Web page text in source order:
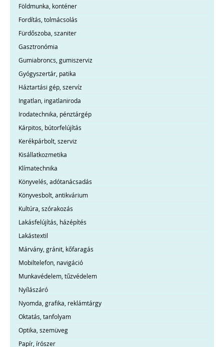
Földmunka, konténer
Fordítás, tolmácsolás
Fürdőszoba, szaniter
Gasztronómia
Gumiabroncs, gumiszerviz
Gyógyszertár, patika
Háztartási gép, szervíz
Ingatlan, ingatlaniroda
Irodatechnika, pénztárgép
Kárpitos, bútorfelújítás
Kerékpárbolt, szerviz
Kisállatkozmetika
Klímatechnika
Könyvelés, adótanácsadás
Könyvesbolt, antikvárium
Kultúra, szórakozás
Lakásfelújítás, házépítés
Lakástextil
Márvány, gránit, kőfaragás
Mobiltelefon, navigáció
Munkavédelem, tűzvédelem
Nyílászáró
Nyomda, grafika, reklámtárgy
Oktatás, tanfolyam
Optika, szemüveg
Papír, írószer